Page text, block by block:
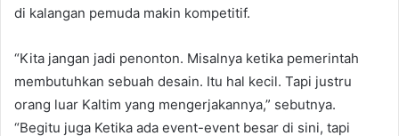
di kalangan pemuda makin kompetitif.
“Kita jangan jadi penonton. Misalnya ketika pemerintah
membutuhkan sebuah desain. Itu hal kecil. Tapi justru
orang luar Kaltim yang mengerjakannya,” sebutnya.
“Begitu juga Ketika ada event-event besar di sini, tapi